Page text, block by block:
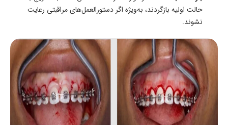
حالت اولیه بازگردند، به‌ویژه اگر دستورالعمل‌های مراقبتی رعایت
نشوند.